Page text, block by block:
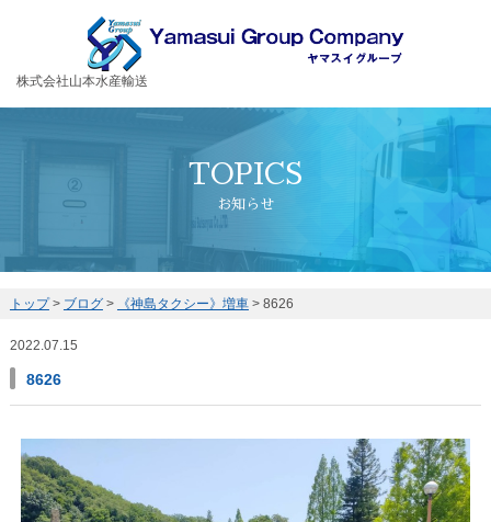
お客様の大切な荷物を安全・丁寧に運送するヤマスイグループ
株式会社山本水産輸送
TOPICS
お知らせ
トップ> ブログ> 《神島タクシー》増車> 8626
2022.07.15
8626